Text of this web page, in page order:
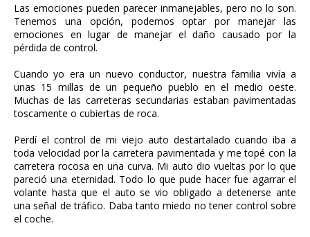
Las emociones pueden parecer inmanejables, pero no lo son.
Tenemos una opción, podemos optar por manejar las
emociones en lugar de manejar el daño causado por la
pérdida de control.
Cuando yo era un nuevo conductor, nuestra familia vivía a
unas 15 millas de un pequeño pueblo en el medio oeste.
Muchas de las carreteras secundarias estaban pavimentadas
toscamente o cubiertas de roca.
Perdí el control de mi viejo auto destartalado cuando iba a
toda velocidad por la carretera pavimentada y me topé con la
carretera rocosa en una curva. Mi auto dio vueltas por lo que
pareció una eternidad. Todo lo que pude hacer fue agarrar el
volante hasta que el auto se vio obligado a detenerse ante
una señal de tráfico. Daba tanto miedo no tener control sobre
el coche.